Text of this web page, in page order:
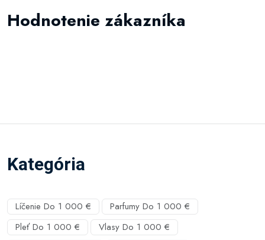
Hodnotenie zákazníka
Kategória
Líčenie Do 1 000 €
Parfumy Do 1 000 €
Pleť Do 1 000 €
Vlasy Do 1 000 €